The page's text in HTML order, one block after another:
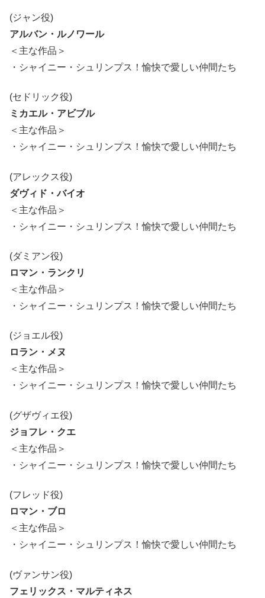
(ジャン役)
アルバン・ルノワール
＜主な作品＞
・シャイニー・シュリンプス！愉快で愛しい仲間たち
(セドリック役)
ミカエル・アビブル
＜主な作品＞
・シャイニー・シュリンプス！愉快で愛しい仲間たち
(アレックス役)
ダヴィド・バイオ
＜主な作品＞
・シャイニー・シュリンプス！愉快で愛しい仲間たち
(ダミアン役)
ロマン・ランクリ
＜主な作品＞
・シャイニー・シュリンプス！愉快で愛しい仲間たち
(ジョエル役)
ロラン・メヌ
＜主な作品＞
・シャイニー・シュリンプス！愉快で愛しい仲間たち
(グザヴィエ役)
ジョフレ・クエ
＜主な作品＞
・シャイニー・シュリンプス！愉快で愛しい仲間たち
(フレッド役)
ロマン・ブロ
＜主な作品＞
・シャイニー・シュリンプス！愉快で愛しい仲間たち
(ヴァンサン役)
フェリックス・マルティネス